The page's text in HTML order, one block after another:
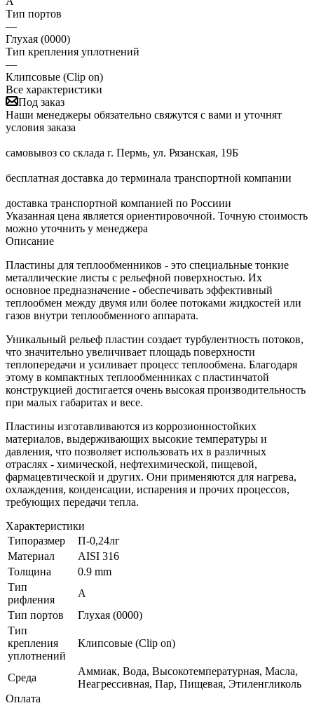
Тип портов
—
Глухая (0000)
Тип крепления уплотнений
—
Клипсовые (Clip on)
Все характеристики
Под заказ
Наши менеджеры обязательно свяжутся с вами и уточнят
условия заказа
самовывоз со склада г. Пермь, ул. Рязанская, 19Б
бесплатная доставка до терминала транспортной компании
доставка транспортной компанией по Россиии
Указанная цена является ориентировочной. Точную стоимость
можно уточнить у менеджера
Описание
Пластины для теплообменников - это специальные тонкие
металлические листы с рельефной поверхностью. Их
основное предназначение - обеспечивать эффективный
теплообмен между двумя или более потоками жидкостей или
газов внутри теплообменного аппарата.
Уникальный рельеф пластин создает турбулентность потоков,
что значительно увеличивает площадь поверхности
теплопередачи и усиливает процесс теплообмена. Благодаря
этому в компактных теплообменниках с пластинчатой
конструкцией достигается очень высокая производительность
при малых габаритах и весе.
Пластины изготавливаются из коррозионностойких
материалов, выдерживающих высокие температуры и
давления, что позволяет использовать их в различных
отраслях - химической, нефтехимической, пищевой,
фармацевтической и других. Они применяются для нагрева,
охлаждения, конденсации, испарения и прочих процессов,
требующих передачи тепла.
Характеристики
Типоразмер
П-0,24лг
Материал
AISI 316
Толщина
0.9 mm
Тип
рифления
А
Тип портов
Глухая (0000)
Тип
крепления
уплотнений
Клипсовые (Clip on)
Среда
Аммиак, Вода, Высокотемпературная, Масла,
Неагрессивная, Пар, Пищевая, Этиленгликоль
Оплата